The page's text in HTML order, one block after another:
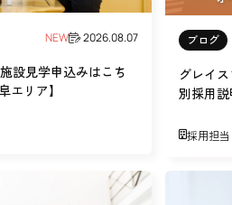
施設等に入所して介護、リ
自宅に訪問しても
介護、リハビリを
認定こども園、保育園、学
NEW 2026.08.07
設見学申込みはこち
エリア】
ブログ
グレイ
別採用説
採用担当